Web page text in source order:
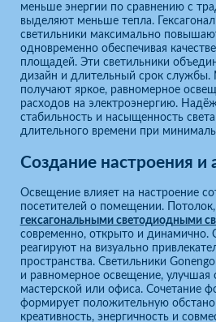
меньше энергии по сравнению с
выделяют меньше тепла.
светильники максимально
одновременно обеспечивая
площадей. Эти светильники
дизайн и длительный срок службы.
получают яркое, равномерное
расходов на электроэнергию.
стабильность и насыщенность
длительного времени при
Создание настроения
Освещение влияет на настроение
посетителей о помещении.
гексагональными светодиодными
современно, открыто и динамично.
реагируют на визуально
пространства. Светильники
и равномерное освещение,
мастерской или офиса. Сочетание
формирует положительную
креативность, энергичность и